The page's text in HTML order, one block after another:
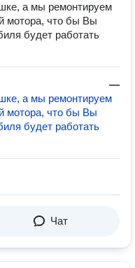
а мы ремонтируем
мотора, что бы Вы
будет работать
—
а мы ремонтируем
мотора, что бы Вы
будет работать
Чат